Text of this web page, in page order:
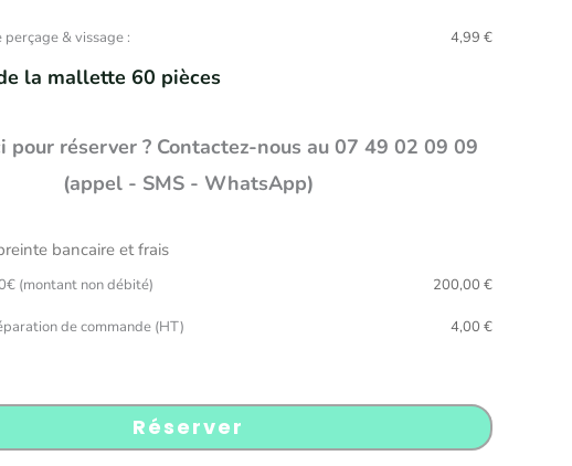
& vissage : 4,99 €
la mallette 60 pièces
pour réserver ? Contactez-nous au 07 49 02 09 09
(appel - SMS - WhatsApp)
bancaire et frais
(montant non débité) 200,00 €
de commande (HT) 4,00 €
Réserver